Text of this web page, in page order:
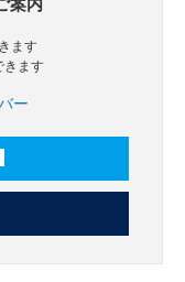
ます
きます
ー